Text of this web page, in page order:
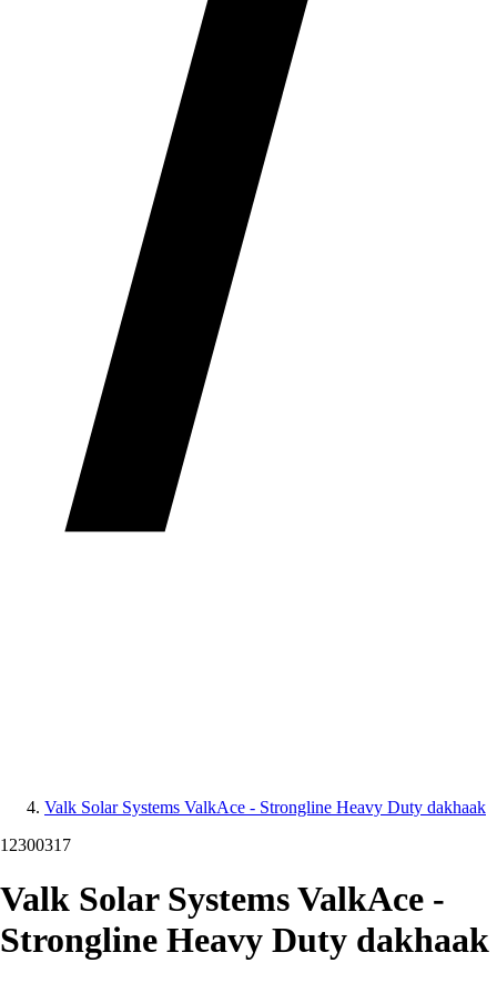
Valk Solar Systems ValkAce - Strongline Heavy Duty dakhaak
12300317
Valk Solar Systems ValkAce -
Strongline Heavy Duty dakhaak